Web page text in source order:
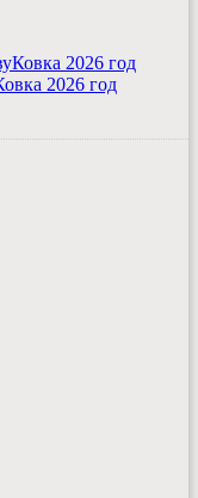
2026 год